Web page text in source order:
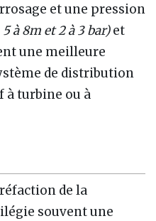
et une pression
à 8m et 2 à 3 bar)et
une meilleure
de distribution
à turbine ou à
de la
souvent une